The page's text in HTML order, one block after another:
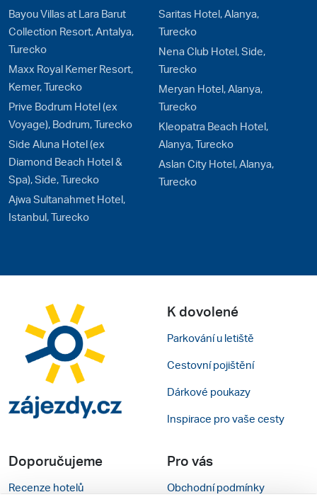
Bayou Villas at Lara Barut
Collection Resort, Antalya,
Turecko
Maxx Royal Kemer Resort,
Kemer, Turecko
Prive Bodrum Hotel (ex
Voyage), Bodrum, Turecko
Side Aluna Hotel (ex
Diamond Beach Hotel &
Spa), Side, Turecko
Ajwa Sultanahmet Hotel,
Istanbul, Turecko
Saritas Hotel, Alanya,
Turecko
Nena Club Hotel, Side,
Turecko
Meryan Hotel, Alanya,
Turecko
Kleopatra Beach Hotel,
Alanya, Turecko
Aslan City Hotel, Alanya,
Turecko
K dovolené
Parkování u letiště
Cestovní pojištění
Dárkové poukazy
Inspirace pro vaše cesty
Doporučujeme
Recenze hotelů
Pro vás
Obchodní podmínky